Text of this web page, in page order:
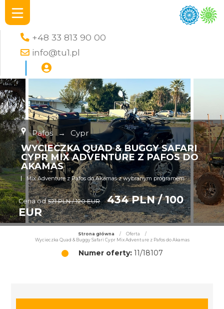
+48 33 813 90 00
info@tu1.pl
Pafos → Cypr
WYCIECZKA QUAD & BUGGY SAFARI
CYPR MIX ADVENTURE Z PAFOS DO
AKAMAS
Mix Adventure z Pafos do Akamas z wybranym programem
Cena od 521 PLN / 120 EUR
434 PLN / 100
EUR
Strona główna / Oferta
/
Wycieczka Quad & Buggy Safari Cypr Mix Adventure z Pafos do Akamas
Numer oferty:11/18107